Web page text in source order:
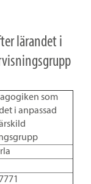
lärandet i
som
i anpassad